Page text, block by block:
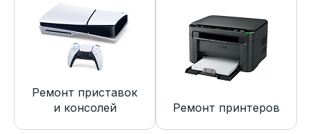
Ремонт приставок
и консолей
Ремонт принтеров